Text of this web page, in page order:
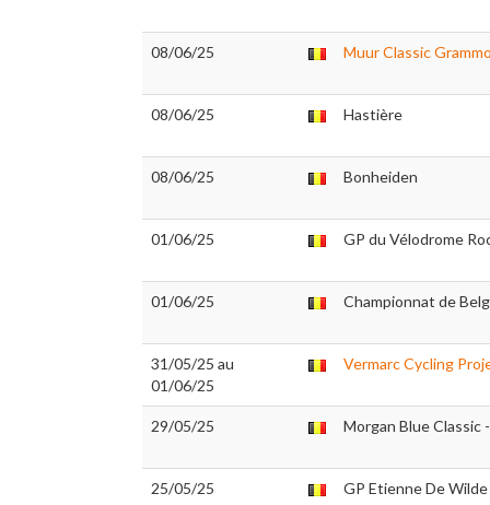
08/06/25 Muur Classic
08/06/25 Hastière
08/06/25 Bonheiden
01/06/25 GP du Vélodrome
01/06/25 Championnat de
31/05/25 au
01/06/25
Vermarc Cycling
29/05/25 Morgan Blue Classic
25/05/25 GP Etienne De Wilde